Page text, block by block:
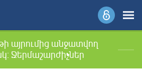
այրումից անջատվող
Ջերմաշարժիչներ